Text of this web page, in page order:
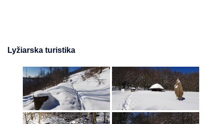
Lyžiarska turistika